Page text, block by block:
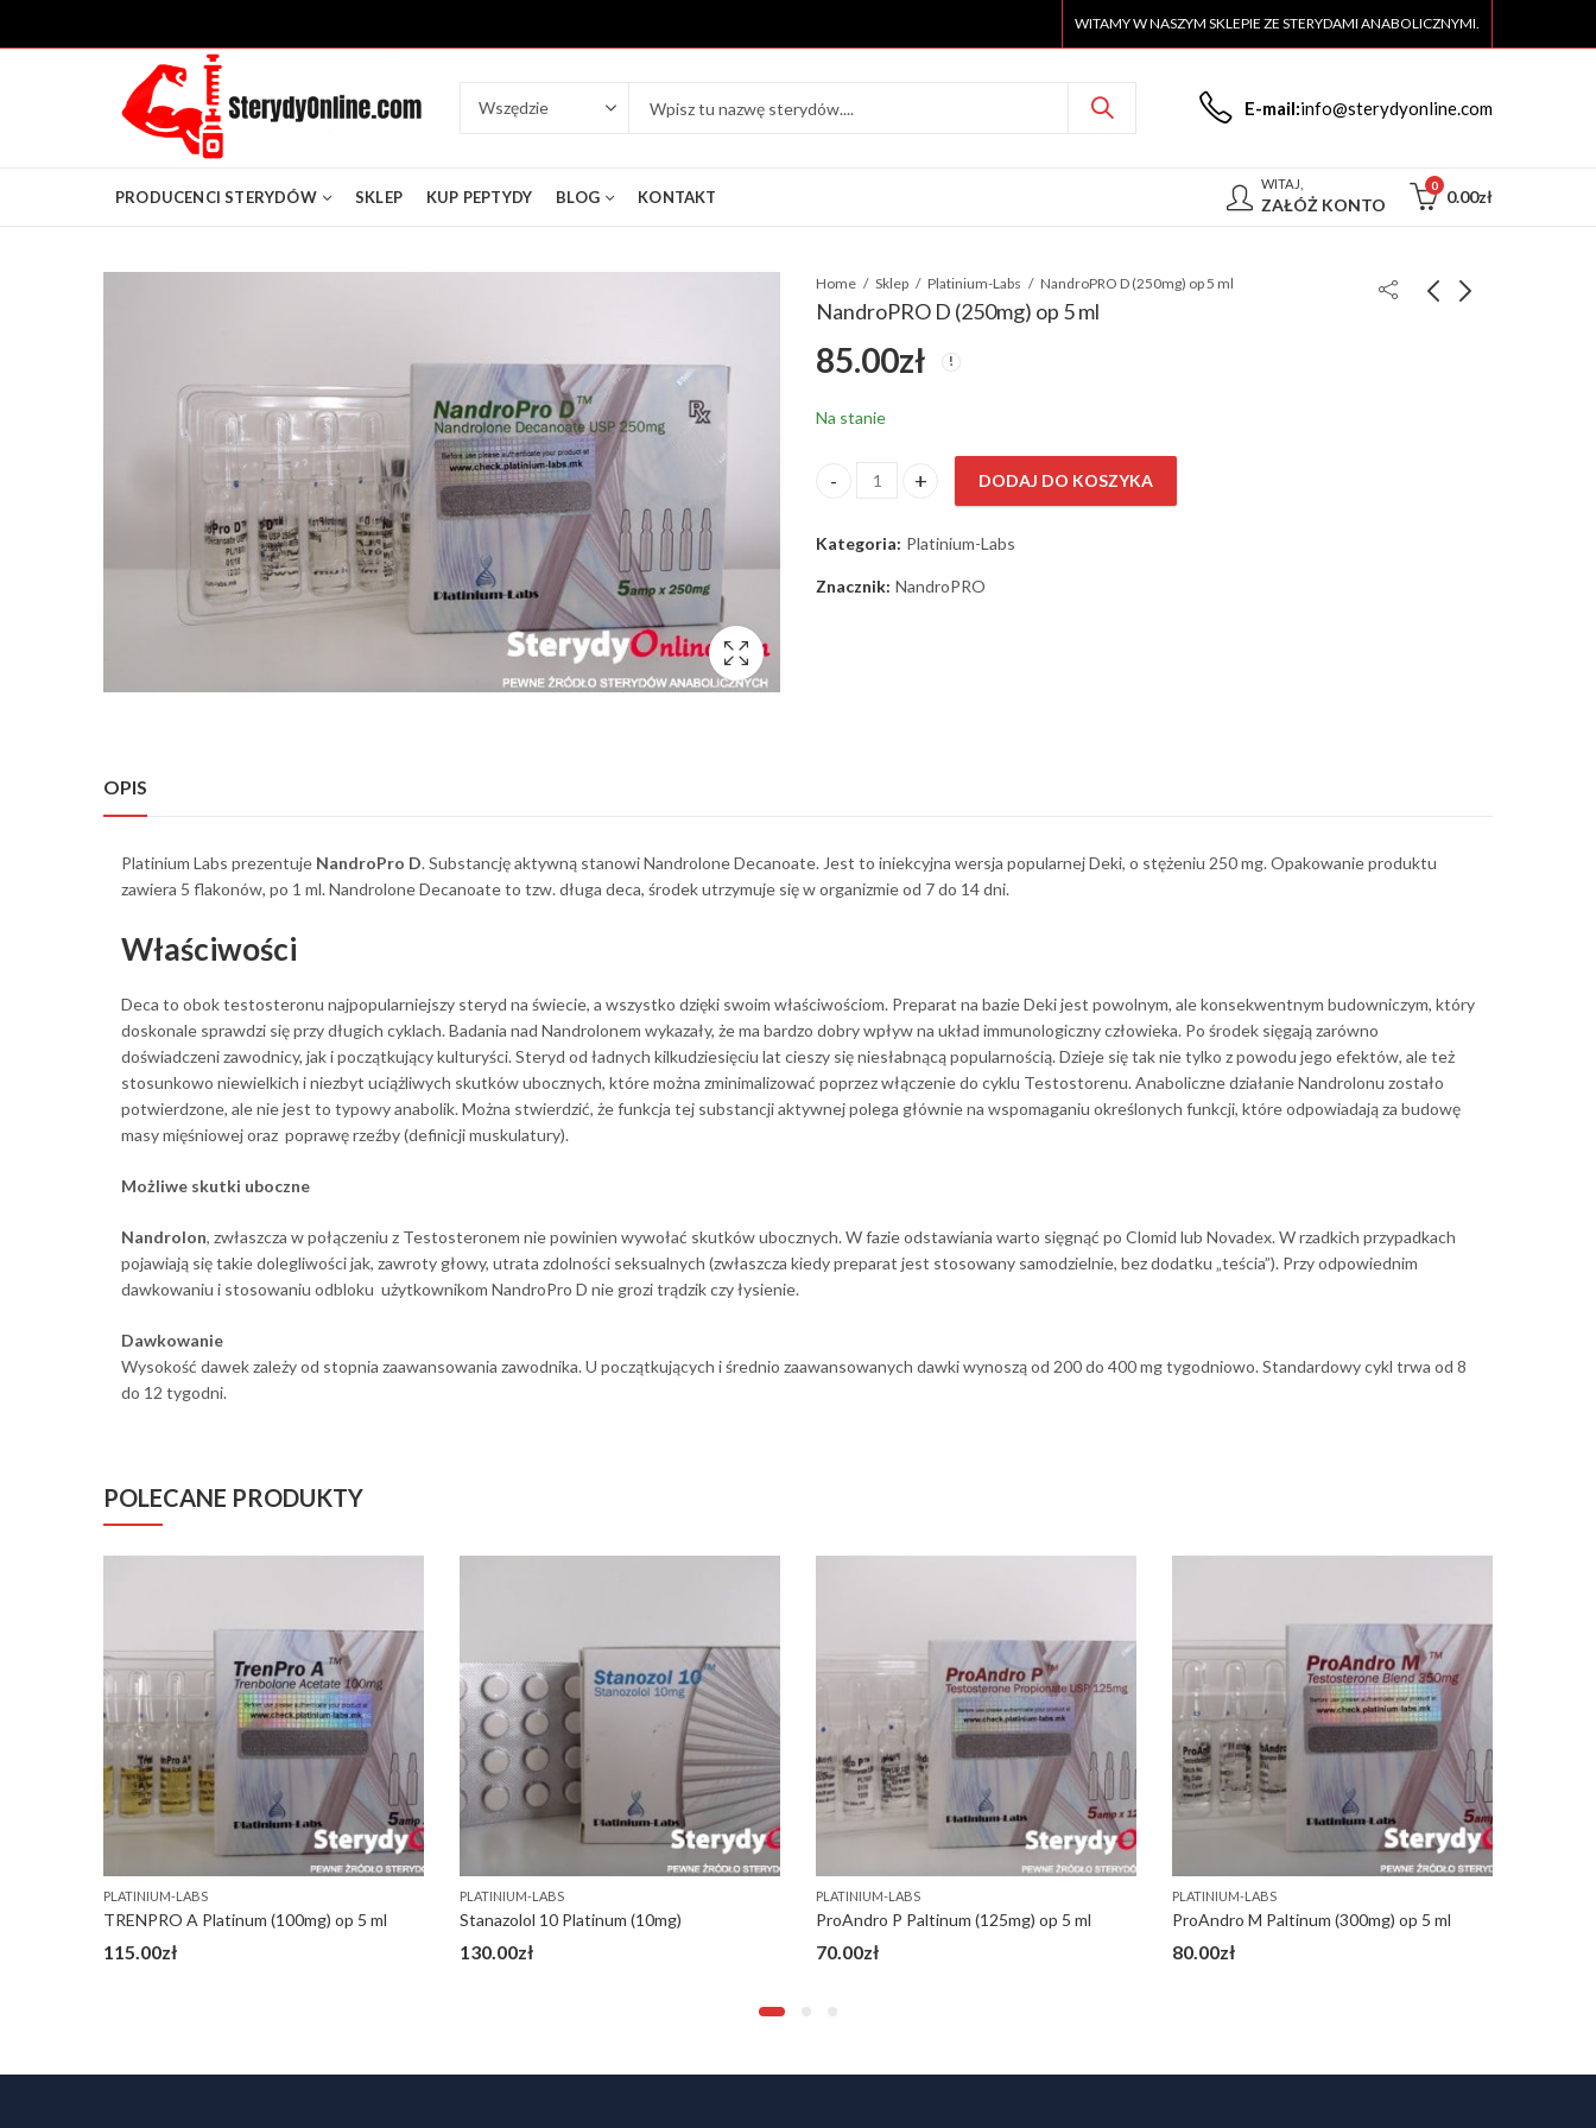
WITAMY W NASZYM SKLEPIE ZE STERYDAMI ANABOLICZNYMI.
E-mail:info@sterydyonline.com
PRODUCENCI STERYDÓW SKLEP KUP PEPTYDY BLOG KONTAKT
WITAJ,
ZAŁÓŻ KONTO
0
0.00zł
Home Sklep Platinium-Labs NandroPRO D (250mg) op 5 ml
NandroPRO D (250mg) op 5 ml
85.00zł
Na stanie
NandroPRO D (250mg) op 5 ml ilość
DODAJ DO KOSZYKA
Kategoria: Platinium-Labs
Znacznik: NandroPRO
OPIS
Platinium Labs prezentuje NandroPro D. Substancję aktywną stanowi Nandrolone Decanoate. Jest to iniekcyjna wersja popularnej Deki, o stężeniu 250 mg. Opakowanie produktu
zawiera 5 flakonów, po 1 ml. Nandrolone Decanoate to tzw. długa deca, środek utrzymuje się w organizmie od 7 do 14 dni.
Właściwości
Deca to obok testosteronu najpopularniejszy steryd na świecie, a wszystko dzięki swoim właściwościom. Preparat na bazie Deki jest powolnym, ale konsekwentnym budowniczym, który
doskonale sprawdzi się przy długich cyklach. Badania nad Nandrolonem wykazały, że ma bardzo dobry wpływ na układ immunologiczny człowieka. Po środek sięgają zarówno
doświadczeni zawodnicy, jak i początkujący kulturyści. Steryd od ładnych kilkudziesięciu lat cieszy się niesłabnącą popularnością. Dzieje się tak nie tylko z powodu jego efektów, ale też
stosunkowo niewielkich i niezbyt uciążliwych skutków ubocznych, które można zminimalizować poprzez włączenie do cyklu Testostorenu. Anaboliczne działanie Nandrolonu zostało
potwierdzone, ale nie jest to typowy anabolik. Można stwierdzić, że funkcja tej substancji aktywnej polega głównie na wspomaganiu określonych funkcji, które odpowiadają za budowę
masy mięśniowej oraz poprawę rzeźby (definicji muskulatury).
Możliwe skutki uboczne
Nandrolon, zwłaszcza w połączeniu z Testosteronem nie powinien wywołać skutków ubocznych. W fazie odstawiania warto sięgnąć po Clomid lub Novadex. W rzadkich przypadkach
pojawiają się takie dolegliwości jak, zawroty głowy, utrata zdolności seksualnych (zwłaszcza kiedy preparat jest stosowany samodzielnie, bez dodatku „teścia”). Przy odpowiednim
dawkowaniu i stosowaniu odbloku użytkownikom NandroPro D nie grozi trądzik czy łysienie.
Dawkowanie
Wysokość dawek zależy od stopnia zaawansowania zawodnika. U początkujących i średnio zaawansowanych dawki wynoszą od 200 do 400 mg tygodniowo. Standardowy cykl trwa od 8
do 12 tygodni.
POLECANE PRODUKTY
PLATINIUM-LABS
TRENPRO A Platinum (100mg) op 5 ml
115.00zł
PLATINIUM-LABS
Stanazolol 10 Platinum (10mg)
130.00zł
PLATINIUM-LABS
ProAndro P Paltinum (125mg) op 5 ml
70.00zł
PLATINIUM-LABS
ProAndro M Paltinum (300mg) op 5 ml
80.00zł